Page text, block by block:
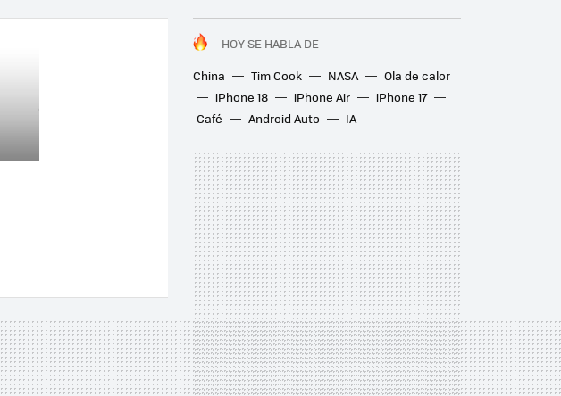
HOY SE HABLA DE
China
Tim Cook NASA
Ola de calor
iPhone 18
iPhone Air
iPhone 17
Café
Android Auto IA